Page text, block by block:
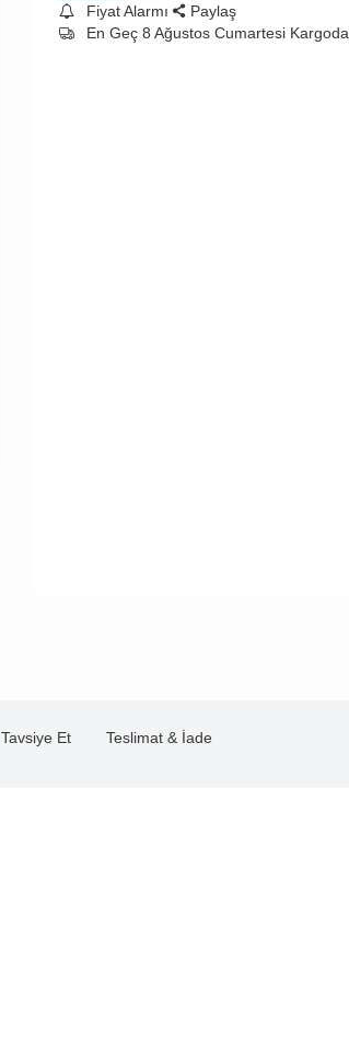
Fiyat Alarmı
Paylaş
En Geç 8 Ağustos Cumartesi Kargoda
Tavsiye Et Teslimat & İade